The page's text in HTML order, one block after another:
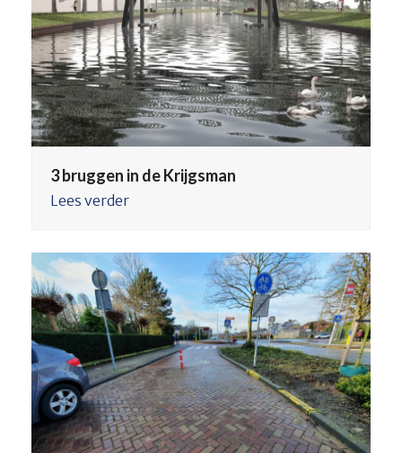
3 bruggen in de Krijgsman
Lees verder